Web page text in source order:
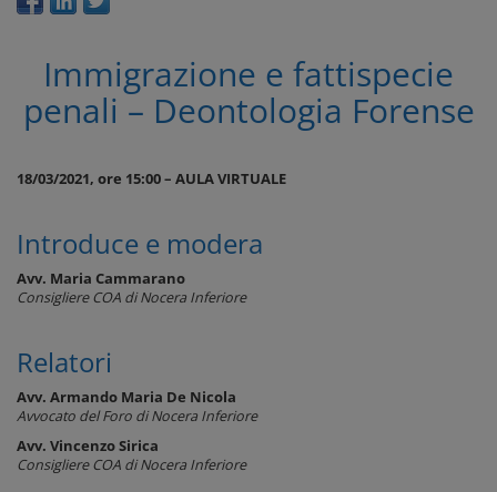
Immigrazione e fattispecie
penali – Deontologia Forense
18/03/2021, ore 15:00 – AULA VIRTUALE
Introduce e modera
Avv. Maria Cammarano
Consigliere COA di Nocera Inferiore
Relatori
Avv. Armando Maria De Nicola
Avvocato del Foro di Nocera Inferiore
Avv. Vincenzo Sirica
Consigliere COA di Nocera Inferiore